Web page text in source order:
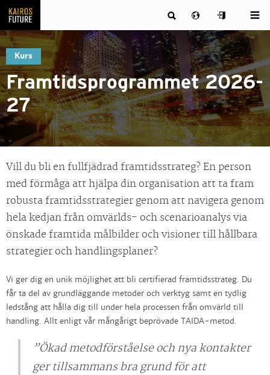
Kurs
Framtidsprogrammet 2026-
27
Vill du bli en fullfjädrad framtidsstrateg? En person
med förmåga att hjälpa din organisation att ta fram
robusta framtidsstrategier genom att navigera genom
hela kedjan från omvärlds- och scenarioanalys via
önskade framtida målbilder och visioner till hållbara
strategier och handlingsplaner?
Vi ger dig en unik möjlighet att bli certifierad framtidsstrateg. Du
får ta del av grundläggande metoder och verktyg samt en tydlig
ledstång att hålla dig till under hela processen från omvärld till
handling. Allt enligt vår mångårigt beprövade TAIDA-metod.
”Ökad metodförståelse och nya kontakter
ger tillsammans bra grund för att